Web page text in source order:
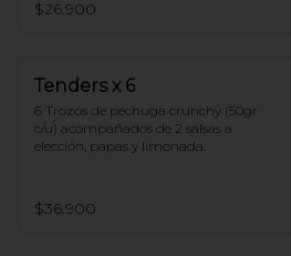
$26.900
Tenders x 6
6 Trozos de pechuga crunchy (50gr
c/u) acompañados de 2 salsas a
elección, papas y limonada.
$36.900